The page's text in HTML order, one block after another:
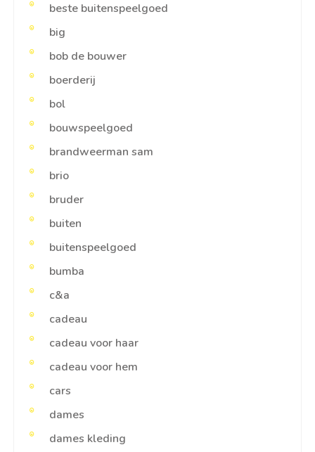
beste buitenspeelgoed
big
bob de bouwer
boerderij
bol
bouwspeelgoed
brandweerman sam
brio
bruder
buiten
buitenspeelgoed
bumba
c&a
cadeau
cadeau voor haar
cadeau voor hem
cars
dames
dames kleding